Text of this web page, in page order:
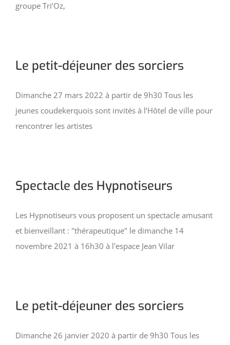
groupe Tri’Oz,
Le petit-déjeuner des sorciers
Dimanche 27 mars 2022 à partir de 9h30 Tous les
jeunes coudekerquois sont invités à l’Hôtel de ville pour
rencontrer les artistes
Spectacle des Hypnotiseurs
Les Hypnotiseurs vous proposent un spectacle amusant
et bienveillant : "thérapeutique" le dimanche 14
novembre 2021 à 16h30 à l'espace Jean Vilar
Le petit-déjeuner des sorciers
Dimanche 26 janvier 2020 à partir de 9h30 Tous les